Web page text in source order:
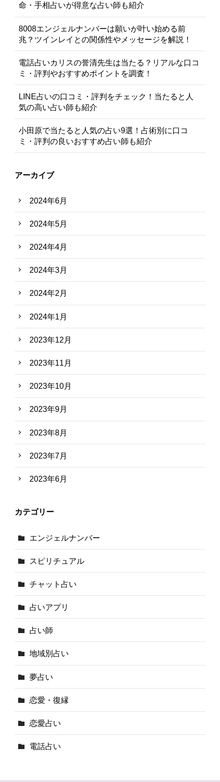
命・手相占いが得意な占い師も紹介
8008エンジェルナンバーは願いが叶い始める前
兆？ツインレイとの関係性やメッセージを解説！
電話占いカリスの誉清先生は当たる？リアルな口コ
ミ・評判やおすすめポイントを調査！
LINE占いの口コミ・評判をチェック！当たると人
気の高い占い師も紹介
小田原で当たると人気の占い9選！占術別に口コ
ミ・評判の良いおすすめ占い師も紹介
アーカイブ
2024年6月
2024年5月
2024年4月
2024年3月
2024年2月
2024年1月
2023年12月
2023年11月
2023年10月
2023年9月
2023年8月
2023年7月
2023年6月
カテゴリー
エンジェルナンバー
スピリチュアル
チャット占い
占いアプリ
占い師
地域別占い
夢占い
恋愛・復縁
恋愛占い
電話占い